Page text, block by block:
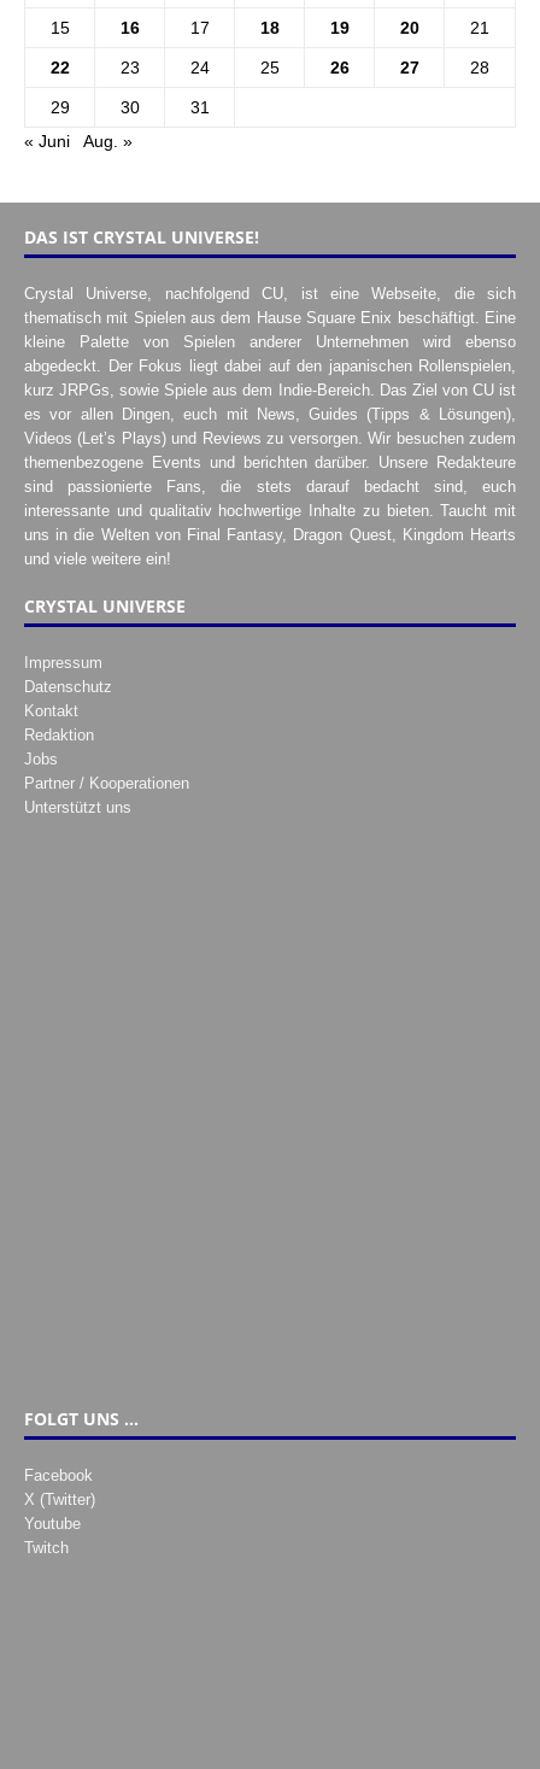
15 16 17 18 19 20 21
22 23 24 25 26 27 28
29 30
31
« Juni
Aug. »
DAS IST CRYSTAL UNIVERSE!
Crystal Universe, nachfolgend CU, ist eine Webseite, die sich
thematisch mit Spielen aus dem Hause Square Enix beschäftigt. Eine
kleine Palette von Spielen anderer Unternehmen wird ebenso
abgedeckt. Der Fokus liegt dabei auf den japanischen Rollenspielen,
kurz JRPGs, sowie Spiele aus dem Indie-Bereich. Das Ziel von CU ist
es vor allen Dingen, euch mit News, Guides (Tipps & Lösungen),
Videos (Let’s Plays) und Reviews zu versorgen. Wir besuchen zudem
themenbezogene Events und berichten darüber. Unsere Redakteure
sind passionierte Fans, die stets darauf bedacht sind, euch
interessante und qualitativ hochwertige Inhalte zu bieten. Taucht mit
uns in die Welten von Final Fantasy, Dragon Quest, Kingdom Hearts
und viele weitere ein!
CRYSTAL UNIVERSE
Impressum
Datenschutz
Kontakt
Redaktion
Jobs
Partner / Kooperationen
Unterstützt uns
FOLGT UNS …
Facebook
X (Twitter)
Youtube
Twitch